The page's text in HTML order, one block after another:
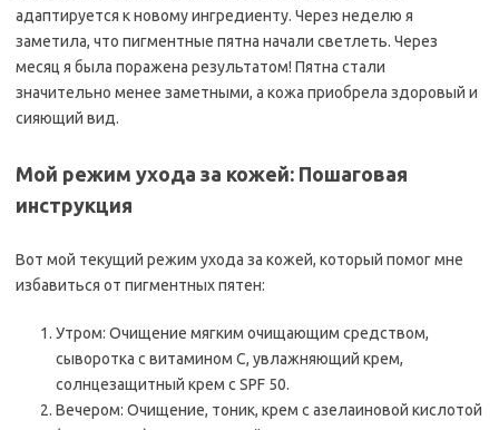
адаптируется к новому ингредиенту. Через неделю я
заметила, что пигментные пятна начали светлеть. Через
месяц я была поражена результатом! Пятна стали
значительно менее заметными, а кожа приобрела здоровый и
сияющий вид.
Мой режим ухода за кожей: Пошаговая
инструкция
Вот мой текущий режим ухода за кожей, который помог мне
избавиться от пигментных пятен:
Утром: Очищение мягким очищающим средством,
сыворотка с витамином C, увлажняющий крем,
солнцезащитный крем с SPF 50.
Вечером: Очищение, тоник, крем с азелаиновой кислотой